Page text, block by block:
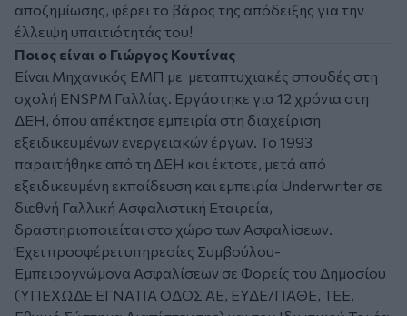
αποζημίωσης, φέρει το βάρος της απόδειξης για την
έλλειψη υπαιτιότητάς του!
Ποιος είναι ο Γιώργος Κουτίνας
Είναι Μηχανικός ΕΜΠ με μεταπτυχιακές σπουδές στη
σχολή ENSPM Γαλλίας. Εργάστηκε για 12 χρόνια στη
ΔΕΗ, όπου απέκτησε εμπειρία στη διαχείριση
εξειδικευμένων ενεργειακών έργων. Το 1993
παραιτήθηκε από τη ΔΕΗ και έκτοτε, μετά από
εξειδικευμένη εκπαίδευση και εμπειρία Underwriter σε
διεθνή Γαλλική Ασφαλιστική Εταιρεία,
δραστηριοποιείται στο χώρο των Ασφαλίσεων.
Έχει προσφέρει υπηρεσίες Συμβούλου-
Εμπειρογνώμονα Ασφαλίσεων σε Φορείς του Δημοσίου
(ΥΠΕΧΩΔΕ ΕΓΝΑΤΙΑ ΟΔΟΣ ΑΕ, ΕΥΔΕ/ΠΑΘΕ, ΤΕΕ,